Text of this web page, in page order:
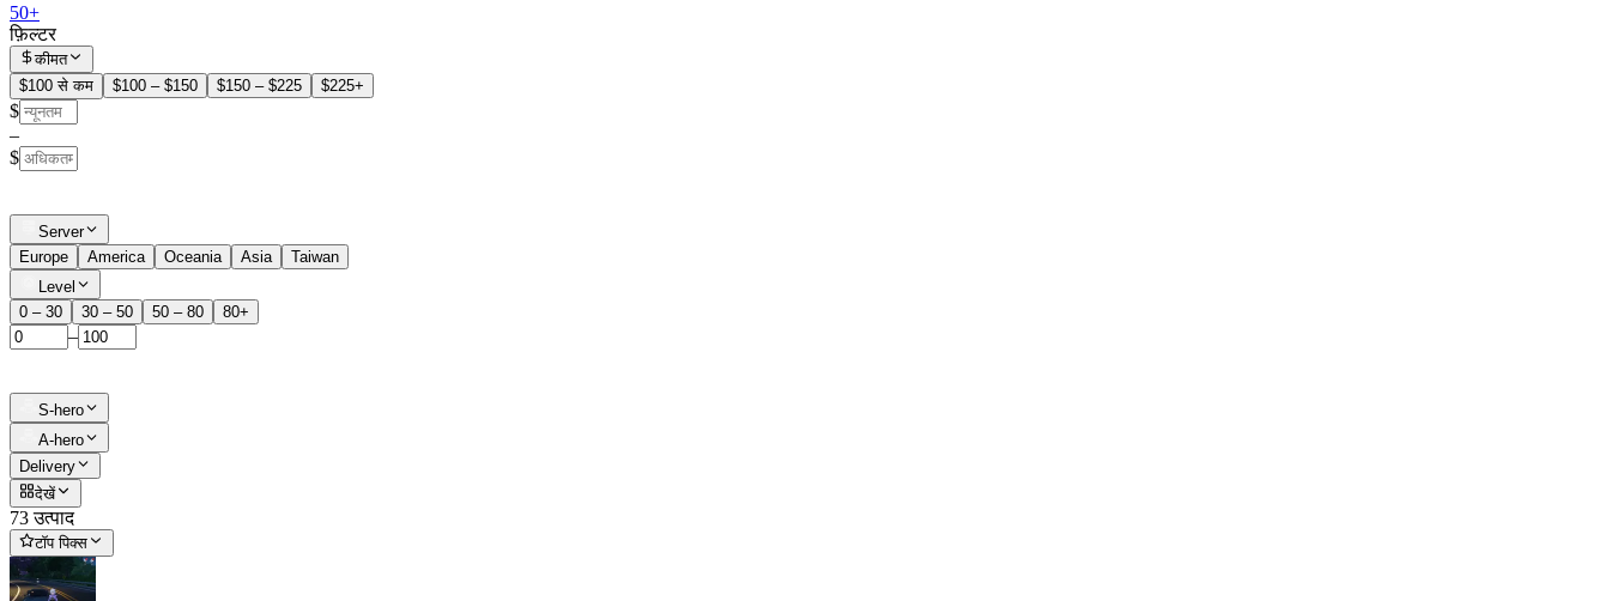
50+
फ़िल्टर
कीमत
$100 से कम
$100 – $150 $150 – $225 $225+
$
–
$
Server
Europe
America Oceania Asia
Taiwan
Level
0 – 30
30 – 50 50 – 80 80+
–
S-hero
А-hero
Delivery
देखें
73 उत्पाद
टॉप पिक्स